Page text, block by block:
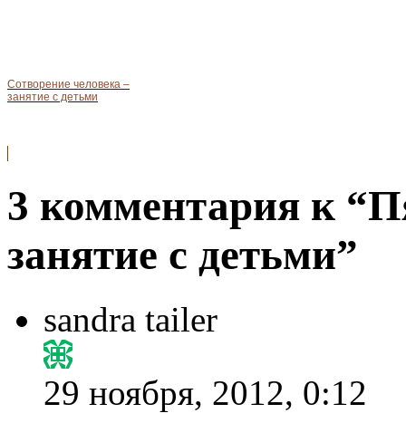
Сотворение человека –
занятие с детьми
3 комментария к
занятие с детьми”
sandra tailer
29 ноября, 2012, 0:12